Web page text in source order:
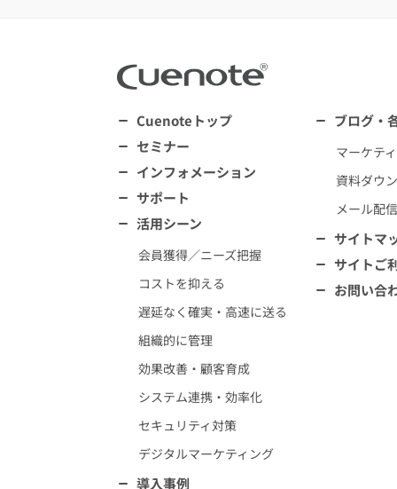
Cuenoteトップ
セミナー
インフォメーション
サポート
活用シーン
会員獲得／ニーズ把握
コストを抑える
遅延なく確実・高速に送る
組織的に管理
効果改善・顧客育成
システム連携・効率化
セキュリティ対策
デジタルマーケティング
導入事例
ブログ・
マーケテ
資料ダウ
メール配
サイトマ
サイトご
お問い合